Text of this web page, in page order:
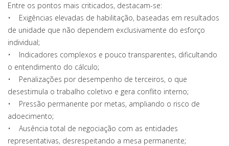
Entre os pontos mais criticados, destacam-se:
• Exigências elevadas de habilitação, baseadas em resultados
de unidade que não dependem exclusivamente do esforço
individual;
• Indicadores complexos e pouco transparentes, dificultando
o entendimento do cálculo;
• Penalizações por desempenho de terceiros, o que
desestimula o trabalho coletivo e gera conflito interno;
• Pressão permanente por metas, ampliando o risco de
adoecimento;
• Ausência total de negociação com as entidades
representativas, desrespeitando a mesa permanente;